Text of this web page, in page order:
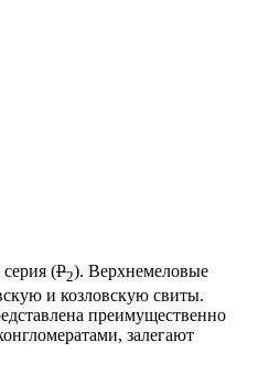
(P2). Верхнемеловые
и козловскую свиты.
преимущественно
залегают